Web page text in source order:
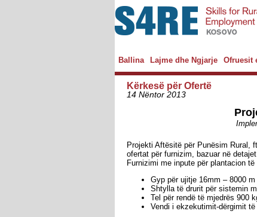
Ballina Lajme dhe Ngjarje Ofruesit
Kërkesë për Ofertë
14 Nëntor 2013
Projekti Aftësitë për Punësim Rural,
ofertat për furnizim, bazuar në
Furnizimi me inpute për plantacion të
Gyp për ujitje 16mm – 8000
Shtylla të drurit për sistemin
Tel për rendë të mjedrës 900
Vendi i ekzekutimit-dërgimit